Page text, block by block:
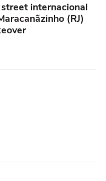
internacional
(RJ)